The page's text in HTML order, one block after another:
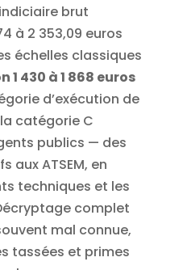
brut
à 2 353,09 euros
échelles classiques
1 430 à 1 868 euros
d’exécution de
catégorie C
publics — des
aux ATSEM, en
techniques et les
complet
mal connue,
tassées et primes